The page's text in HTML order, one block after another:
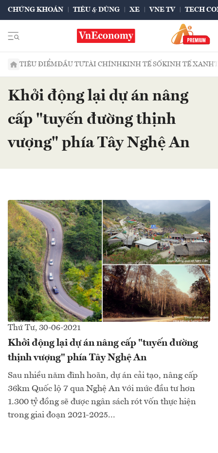
CHỨNG KHOÁN TIÊU & DÙNG XE VNE TV TECH
TIÊU ĐIỂMĐẦU TƯTÀI CHÍNHKINH TẾ SỐKINH TẾ XANH
Khởi động lại dự án nâng
cấp "tuyến đường thịnh
vượng" phía Tây Nghệ An
Thứ Tư, 30-06-2021
Khởi động lại dự án nâng cấp "tuyến đường
thịnh vượng" phía Tây Nghệ An
Sau nhiều năm đình hoãn, dự án cải tạo, nâng cấp
36km Quốc lộ 7 qua Nghệ An với mức đầu tư hơn
1.300 tỷ đồng sẽ được ngân sách rót vốn thực hiện
trong giai đoạn 2021-2025...